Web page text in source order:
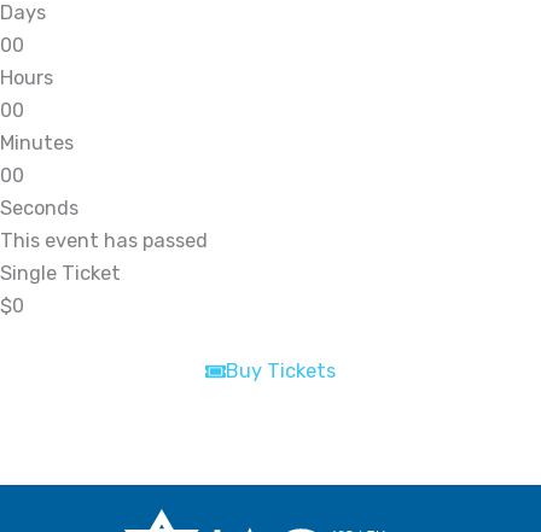
Days
00
Hours
00
Minutes
00
Seconds
This event has passed
Single Ticket
$0
Buy Tickets